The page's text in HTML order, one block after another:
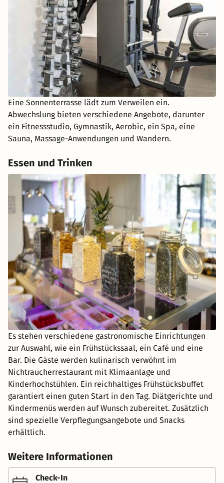
Eine Sonnenterrasse lädt zum Verweilen ein.
Abwechslung bieten verschiedene Angebote, darunter
ein Fitnessstudio, Gymnastik, Aerobic, ein Spa, eine
Sauna, Massage-Anwendungen und Wandern.
Essen und Trinken
Es stehen verschiedene gastronomische Einrichtungen
zur Auswahl, wie ein Frühstückssaal, ein Café und eine
Bar. Die Gäste werden kulinarisch verwöhnt im
Nichtraucherrestaurant mit Klimaanlage und
Kinderhochstühlen. Ein reichhaltiges Frühstücksbuffet
garantiert einen guten Start in den Tag. Diätgerichte und
Kindermenüs werden auf Wunsch zubereitet. Zusätzlich
sind spezielle Verpflegungsangebote und Snacks
erhältlich.
Weitere Informationen
Check-In